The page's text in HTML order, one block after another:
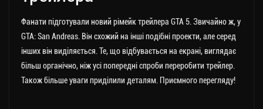
Фанати підготували новий рімейк трейлера GTA 5. Звичайно ж, у
GTA: San Andreas. Він схожий на інші подібні проекти, але серед
інших він виділяється. Те, що відбувається на екрані, виглядає
більш органічно, ніж усі попередні спроби переробити трейлер.
Також більше уваги приділили деталям. Приємного перегляду!